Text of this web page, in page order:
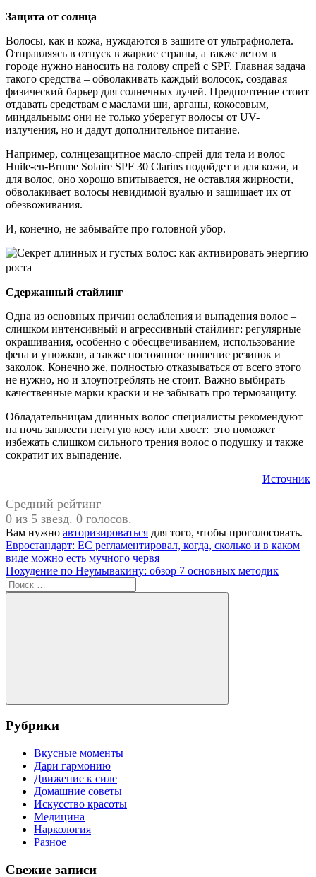
Защита от солнца
Волосы, как и кожа, нуждаются в защите от ультрафиолета.
Отправляясь в отпуск в жаркие страны, а также летом в
городе нужно наносить на голову спрей с SPF. Главная задача
такого средства – обволакивать каждый волосок, создавая
физический барьер для солнечных лучей. Предпочтение стоит
отдавать средствам с маслами ши, арганы, кокосовым,
миндальным: они не только уберегут волосы от UV-
излучения, но и дадут дополнительное питание.
Например, солнцезащитное масло-спрей для тела и волос
Huile-en-Brume Solaire SPF 30 Clarins подойдет и для кожи, и
для волос, оно хорошо впитывается, не оставляя жирности,
обволакивает волосы невидимой вуалью и защищает их от
обезвоживания.
И, конечно, не забывайте про головной убор.
Сдержанный стайлинг
Одна из основных причин ослабления и выпадения волос –
слишком интенсивный и агрессивный стайлинг: регулярные
окрашивания, особенно с обесцвечиванием, использование
фена и утюжков, а также постоянное ношение резинок и
заколок. Конечно же, полностью отказываться от всего этого
не нужно, но и злоупотреблять не стоит. Важно выбирать
качественные марки краски и не забывать про термозащиту.
Обладательницам длинных волос специалисты рекомендуют
на ночь заплести нетугую косу или хвост: это поможет
избежать слишком сильного трения волос о подушку и также
сократит их выпадение.
Источник
Средний рейтинг
0 из 5 звезд. 0 голосов.
Вам нужно авторизироваться для того, чтобы проголосовать.
Навигация
по
записям
Предыдущая
запись:
Евростандарт: ЕС регламентировал, когда, сколько и в каком
виде можно есть мучного червя
Следующая
запись:
Похудение по Неумывакину: обзор 7 основных методик
Поиск
для:
Поиск
Рубрики
Вкусные моменты
Дари гармонию
Движение к силе
Домашние советы
Искусство красоты
Медицина
Наркология
Разное
Свежие записи